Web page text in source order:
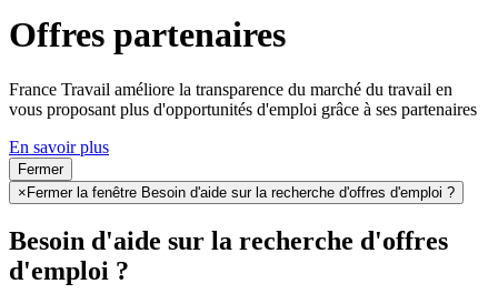
Offres partenaires
France Travail améliore la transparence du marché du travail en
vous proposant plus d'opportunités d'emploi grâce à ses partenaires
En savoir plus
Fermer
× Fermer la fenêtre Besoin d'aide sur la recherche d'offres d'emploi ?
Besoin d'aide sur la recherche d'offres
d'emploi ?